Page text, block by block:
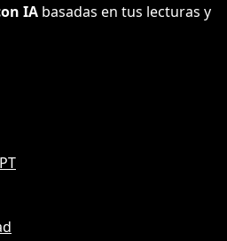
IA basadas en tus lecturas y